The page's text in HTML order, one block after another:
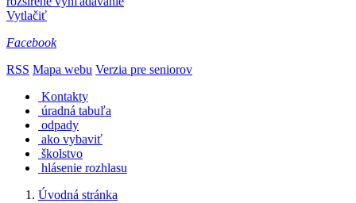
Vytlačiť
Facebook
RSS Mapa webu Verzia pre seniorov
Kontakty
úradná tabuľa
odpady
ako vybaviť
školstvo
hlásenie rozhlasu
Úvodná stránka